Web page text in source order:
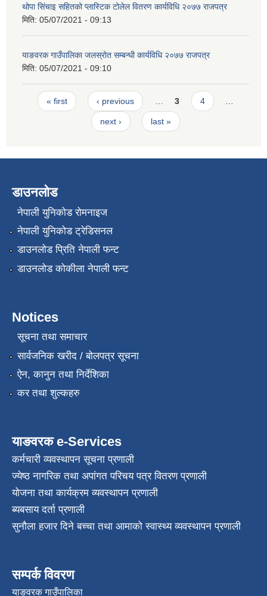
थोपा सिंचाइ सहितको प्लास्टिक टोलेल वितरण कार्यविधि २०७७ राजपत्र
मिति: 05/07/2021 - 09:13
याङवरक गाउँपालिका जलस्रोत सम्बन्धी कार्यविधि २०७७ राजपत्र
मिति: 05/07/2021 - 09:10
Pages
« first ‹ previous 3 4
next › last »
डाउनलोड
नेपाली युनिकोड रोमनाइज
नेपाली युनिकोड ट्रेडिसनल
डाउनलोड प्रिति नेपाली फन्ट
डाउनलोड कोकीला नेपाली फन्ट
Notices
सूचना तथा समाचार
सार्वजनिक खरीद / बोलपत्र सूचना
ऐन, कानुन तथा निर्देशिका
कर तथा शुल्कहरु
याङवरक e-Services
कर्मचारी व्यवस्थापन सूचना प्रणाली
ज्येष्ठ नागरिक तथा अपांगत परिचय पत्र वितरण प्रणाली
योजना तथा कार्यक्रम व्यवस्थापन प्रणाली
ब्यबसाय दर्ता प्रणाली
सुनौला हजार दिने बच्चा तथा आमाको स्वास्थ्य व्यवस्थापन प्रणाली
सम्पर्क विवरण
याङवरक गाउँपालिका